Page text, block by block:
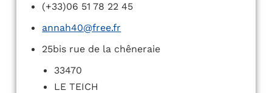
(+33)06 51 78 22 45
annah40@free.fr
25bis rue de la chêneraie
33470
LE TEICH